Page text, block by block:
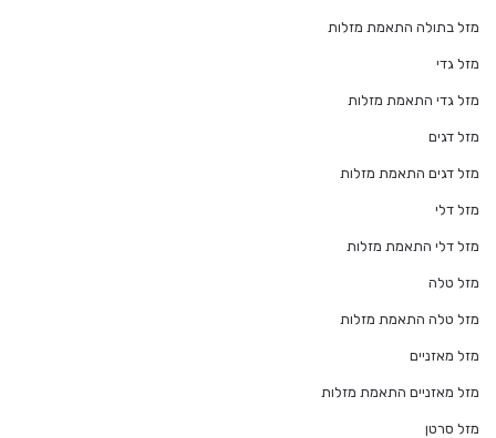
מזל בתולה התאמת מזלות
מזל גדי
מזל גדי התאמת מזלות
מזל דגים
מזל דגים התאמת מזלות
מזל דלי
מזל דלי התאמת מזלות
מזל טלה
מזל טלה התאמת מזלות
מזל מאזניים
מזל מאזניים התאמת מזלות
מזל סרטן